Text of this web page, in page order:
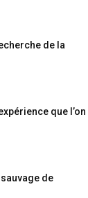
de la
que l’on
de